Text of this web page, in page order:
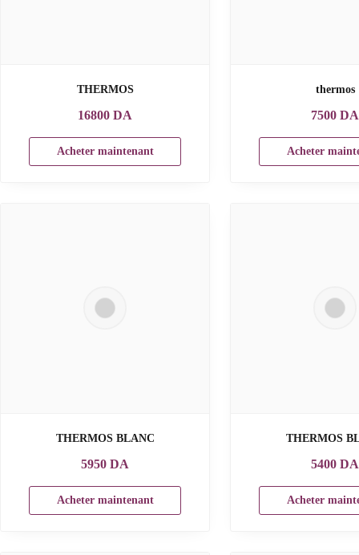
THERMOS
16800 DA
Acheter maintenant
thermos
7500 DA
Acheter
THERMOS BLANC
5950 DA
Acheter maintenant
THERMOS
5400 DA
Acheter